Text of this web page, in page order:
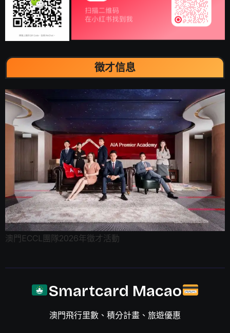
徵才信息
澳門ECCL團隊2026年徵才活動
Smartcard Macao
澳門飛行里數、積分計畫、旅遊優惠